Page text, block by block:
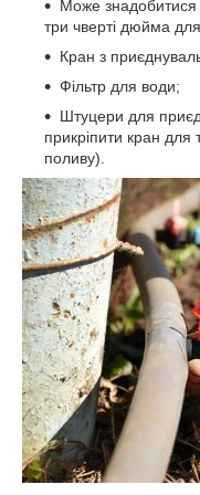
Може знадобитися
три чверті дюйма
Кран з
Фільтр для води;
Штуцери для
прикріпити кран для
поливу).